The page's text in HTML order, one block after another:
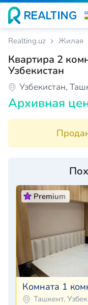
Realting.uz Жилая
Квартира 2
Узбекистан
Узбекистан,
Архивная
Premium
Комната 1
Ташкент,